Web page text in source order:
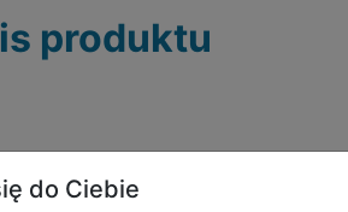
produktu
posiada miękkie, szerokie,
panelami gąbkowymi plecy
do Ciebie